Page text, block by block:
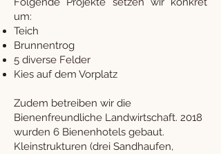
um:
Teich
Brunnentrog
5 diverse Felder
Kies auf dem Vorplatz
Zudem betreiben wir die
Bienenfreundliche Landwirtschaft. 2018
wurden 6 Bienenhotels gebaut.
Kleinstrukturen (drei Sandhaufen,